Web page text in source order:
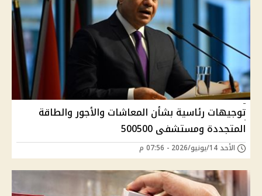
توجيهات رئاسية بشأن المعاشات والأجور والطاقة
المتجددة ومستشفى 500500
الأحد 14/يونيو/2026 - 07:56 م